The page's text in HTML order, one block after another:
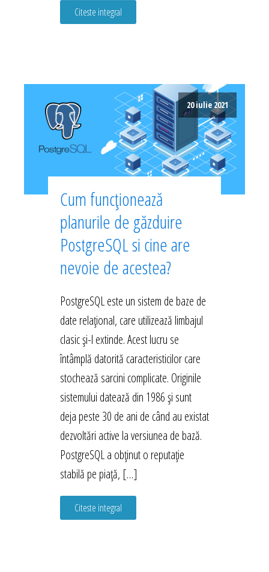
Citeste integral
20 iulie 2021
Cum funcționează
planurile de găzduire
PostgreSQL si cine are
nevoie de acestea?
PostgreSQL este un sistem de baze de
date relațional, care utilizează limbajul
clasic și-l extinde. Acest lucru se
întâmplă datorită caracteristicilor care
stochează sarcini complicate. Originile
sistemului datează din 1986 și sunt
deja peste 30 de ani de când au existat
dezvoltări active la versiunea de bază.
PostgreSQL a obținut o reputație
stabilă pe piață, […]
Citeste integral